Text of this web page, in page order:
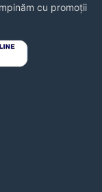
cu promoții